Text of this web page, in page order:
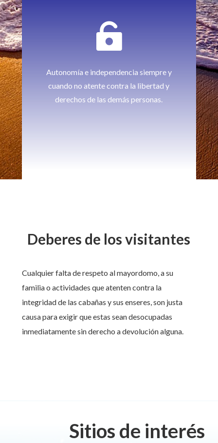

Autonomía e independencia siempre y
cuando no atente contra la libertad y
derechos de las demás personas.
Deberes de los visitantes
Cualquier falta de respeto al mayordomo, a su
familia o actividades que atenten contra la
integridad de las cabañas y sus enseres, son justa
causa para exigir que estas sean desocupadas
inmediatamente sin derecho a devolución alguna.
Sitios de interés